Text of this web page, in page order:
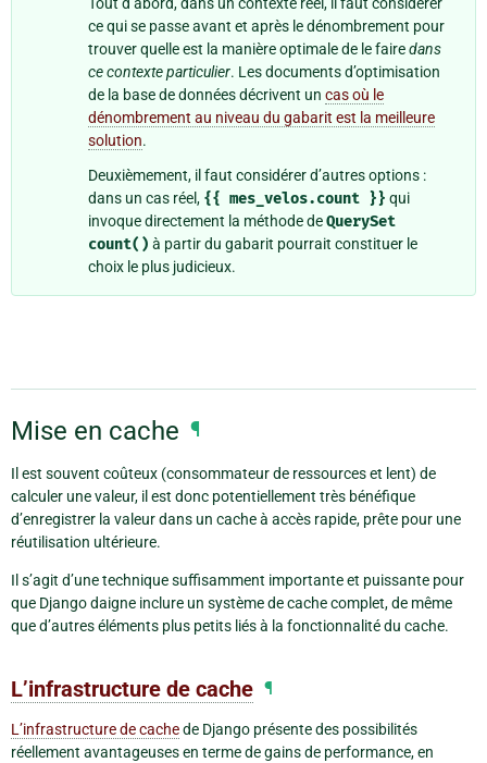
Tout d’abord, dans un contexte réel, il faut considérer
ce qui se passe avant et après le dénombrement pour
trouver quelle est la manière optimale de le fairedans
ce contexte particulier. Les documents d’optimisation
de la base de données décrivent un cas où le
dénombrement au niveau du gabarit est la meilleure
solution.
Deuxièmement, il faut considérer d’autres options :
dans un cas réel, {{ mes_velos.count }} qui
invoque directement la méthode deQuerySet
count() à partir du gabarit pourrait constituer le
choix le plus judicieux.
Mise en cache ¶
Il est souvent coûteux (consommateur de ressources et lent) de
calculer une valeur, il est donc potentiellement très bénéfique
d’enregistrer la valeur dans un cache à accès rapide, prête pour une
réutilisation ultérieure.
Il s’agit d’une technique suffisamment importante et puissante pour
que Django daigne inclure un système de cache complet, de même
que d’autres éléments plus petits liés à la fonctionnalité du cache.
L’infrastructure de cache ¶
L’infrastructure de cachede Django présente des possibilités
réellement avantageuses en terme de gains de performance, en